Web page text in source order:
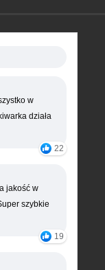
w
działa
22
jakość w
szybkie
19